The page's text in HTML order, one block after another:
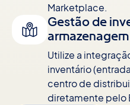
Marketplace.
Gestão de
armazenagem
Utilize a
inventário
centro de
diretamente pelo